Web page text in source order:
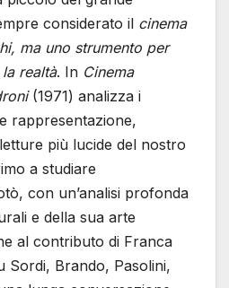
considerato il cinema
ma uno strumento per
realtà. In Cinema
(1971) analizza i
rappresentazione,
più lucide del nostro
a studiare
con un’analisi profonda
e della sua arte
al contributo di Franca
Sordi, Brando, Pasolini,